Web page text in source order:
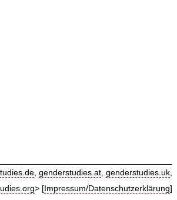
, genderstudies.at, genderstudies.uk,
> [ Impressum/Datenschutzerklärung]